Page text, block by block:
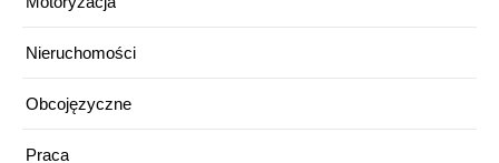
Nieruchomości
Obcojęzyczne
Praca